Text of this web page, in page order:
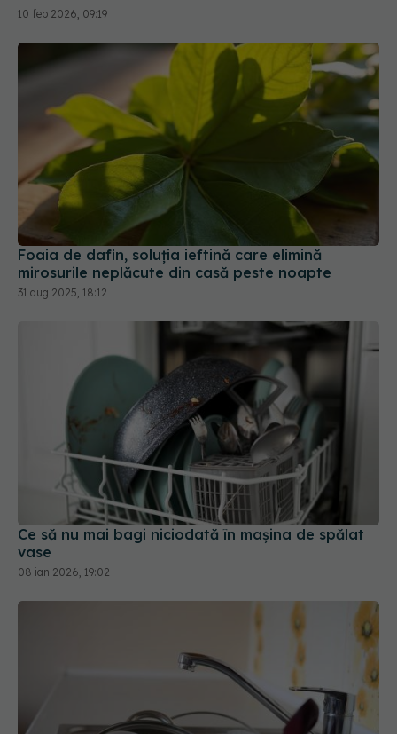
10 feb 2026, 09:19
Foaia de dafin, soluția ieftină care elimină
mirosurile neplăcute din casă peste noapte
31 aug 2025, 18:12
Ce să nu mai bagi niciodată în mașina de spălat
vase
08 ian 2026, 19:02